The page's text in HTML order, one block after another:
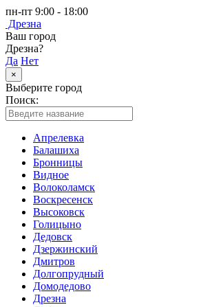
пн-пт 9:00 - 18:00
Дрезна
Ваш город
Дрезна?
Да Нет
×
Выберите город
Поиск:
Апрелевка
Балашиха
Бронницы
Видное
Волоколамск
Воскресенск
Высоковск
Голицыно
Дедовск
Дзержинский
Дмитров
Долгопрудный
Домодедово
Дрезна